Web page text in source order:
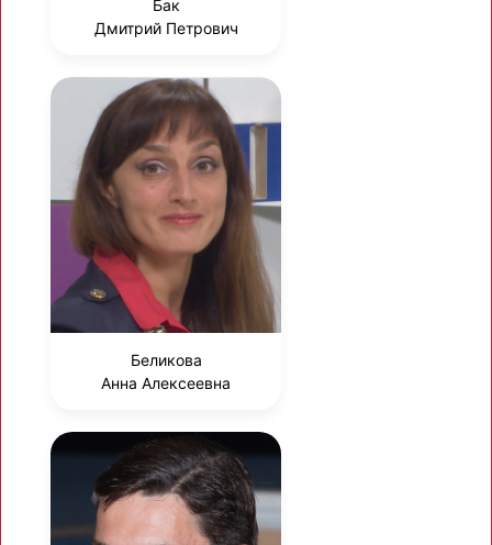
Бак
Дмитрий Петрович
Беликова
Анна Алексеевна